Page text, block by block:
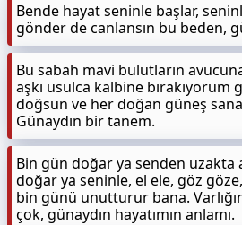
Bende hayat seninle başlar,
gönder de canlansın bu beden,
Bu sabah mavi bulutların
aşkı usulca kalbine bırakıyorum
doğsun ve her doğan güneş
Günaydın bir tanem.
Bin gün doğar ya senden uzakta
doğar ya seninle, el ele, göz
bin günü unutturur bana.
çok, günaydın hayatımın anlamı.